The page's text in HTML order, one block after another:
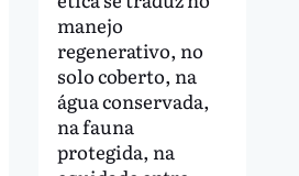
manejo
regenerativo, no
solo coberto, na
água conservada,
na fauna
protegida, na